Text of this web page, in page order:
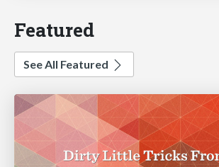
Featured
See All Featured